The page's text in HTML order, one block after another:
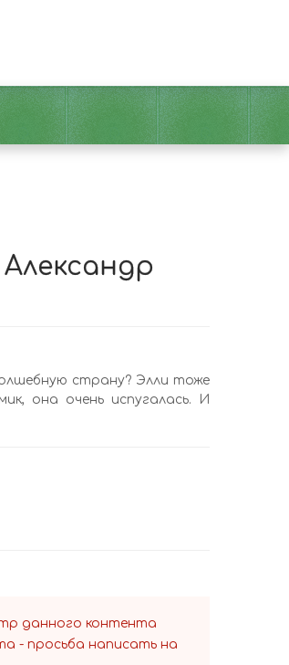
страну? Элли тоже
она очень испугалась. И
данного контента
- просьба написать на